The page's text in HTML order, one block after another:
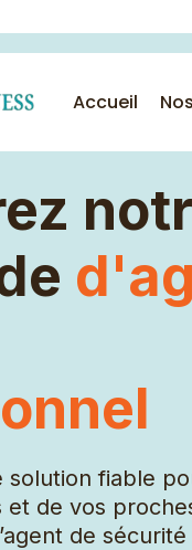
Accueil
solution fiable
de vos
de